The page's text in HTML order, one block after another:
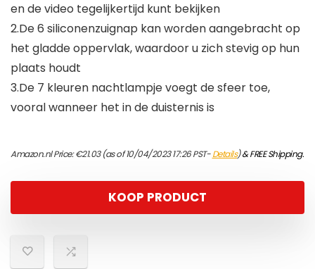
en de video tegelijkertijd kunt bekijken
2.De 6 siliconenzuignap kan worden aangebracht op
het gladde oppervlak, waardoor u zich stevig op hun
plaats houdt
3.De 7 kleuren nachtlampje voegt de sfeer toe,
vooral wanneer het in de duisternis is
Amazon.nl Price:€21.03(as of 10/04/2023 17:26 PST-Details)&FREE Shipping.
KOOP PRODUCT